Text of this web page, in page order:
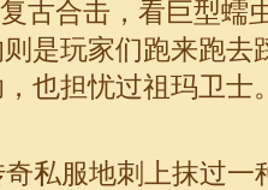
古合击，看巨型蠕
是玩家们跑来跑去
，也担忧过祖玛卫士
私服地刺上抹过一